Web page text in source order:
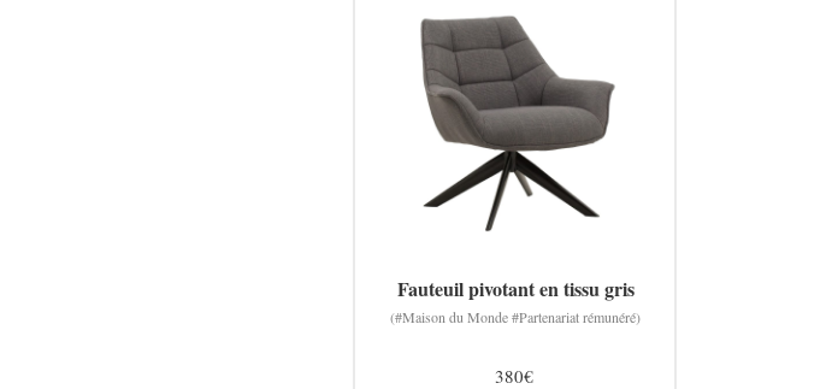
Fauteuil pivotant en tissu gris
(#Maison du Monde #Partenariat rémunéré)
380€